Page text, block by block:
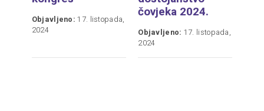
Objavljeno: 17. listopada,
2024
čovjeka 2024.
Objavljeno: 17. listopada,
2024